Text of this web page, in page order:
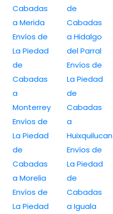
Cabadas
a Merida
Envíos de
La Piedad
de
Cabadas
a
Monterrey
Envíos de
La Piedad
de
Cabadas
a Morelia
Envíos de
La Piedad
de
Cabadas
a Hidalgo
del Parral
Envíos de
La Piedad
de
Cabadas
a
Huixquilucan
Envíos de
La Piedad
de
Cabadas
a Iguala